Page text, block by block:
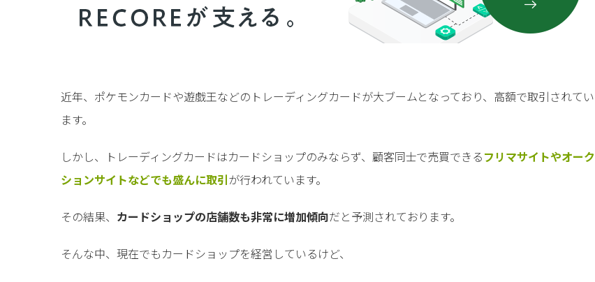
近年、ポケモンカードや遊戯王などのトレーディングカードが大ブームとなっており、高額で取引されてい
ます。
しかし、トレーディングカードはカードショップのみならず、顧客同士で売買できるフリマサイトやオーク
ションサイトなどでも盛んに取引が行われています。
その結果、 カードショップの店舗数も非常に増加傾向だと予測されております。
そんな中、現在でもカードショップを経営しているけど、